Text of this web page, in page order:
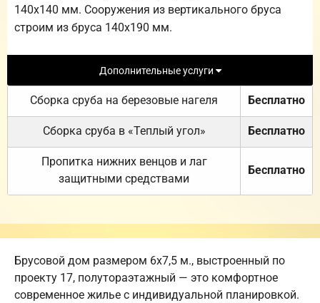
140х140 мм. Сооружения из вертикального бруса
строим из бруса 140х190 мм.
Дополнительные услуги
Сборка сруба на березовые нагеля Бесплатно
Сборка сруба в «Теплый угол» Бесплатно
Пропитка нижних венцов и лаг
защитными средствами
Бесплатно
Брусовой дом размером 6х7,5 м., выстроенный по
проекту 17, полутораэтажный — это комфортное
современное жилье с индивидуальной планировкой.